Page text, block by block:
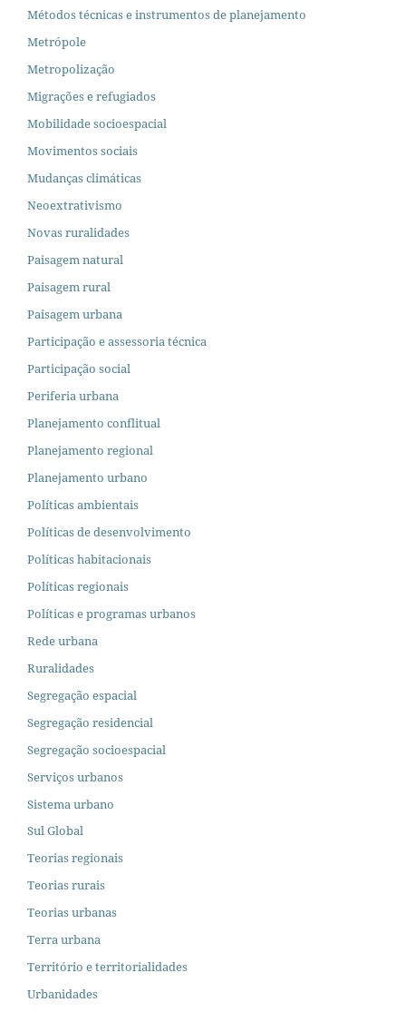
Métodos técnicas e instrumentos de planejamento
Metrópole
Metropolização
Migrações e refugiados
Mobilidade socioespacial
Movimentos sociais
Mudanças climáticas
Neoextrativismo
Novas ruralidades
Paisagem natural
Paisagem rural
Paisagem urbana
Participação e assessoria técnica
Participação social
Periferia urbana
Planejamento conflitual
Planejamento regional
Planejamento urbano
Políticas ambientais
Políticas de desenvolvimento
Políticas habitacionais
Políticas regionais
Políticas e programas urbanos
Rede urbana
Ruralidades
Segregação espacial
Segregação residencial
Segregação socioespacial
Serviços urbanos
Sistema urbano
Sul Global
Teorias regionais
Teorias rurais
Teorias urbanas
Terra urbana
Território e territorialidades
Urbanidades